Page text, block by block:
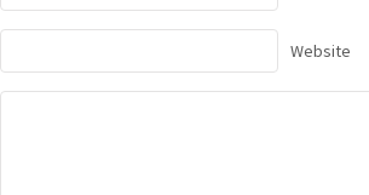
Website